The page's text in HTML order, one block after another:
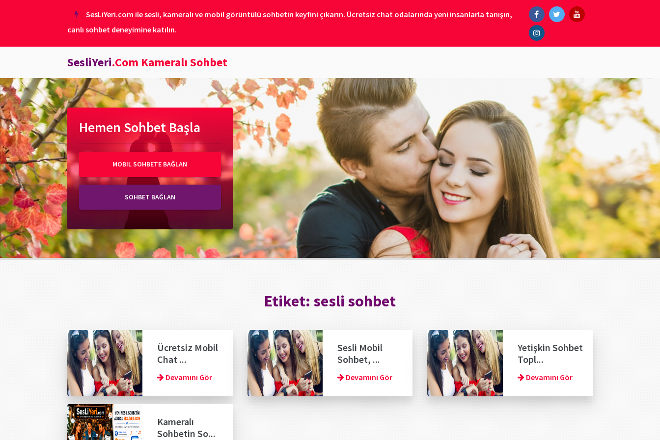
SesLiYeri.com ile sesli, kameralı ve mobil görüntülü sohbetin keyfini çıkarın. Ücretsiz chat odalarında yeni insanlarla tanışın,
canlı sohbet deneyimine katılın.
SesliYeri.Com Kameralı Sohbet
Hemen Sohbet Başla
MOBIL SOHBETE BAĞLAN
SOHBET BAĞLAN
Etiket: sesli sohbet
Ücretsiz Mobil
Chat ...
Devamını Gör
Sesli Mobil
Sohbet, ...
Devamını Gör
Yetişkin Sohbet
Topl...
Devamını Gör
Kameralı
Sohbetin So...